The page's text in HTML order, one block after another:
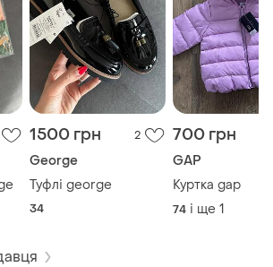
1500 грн 2
George
Туфлі george
34
700 грн
GAP
Куртка gap
74 і ще 1